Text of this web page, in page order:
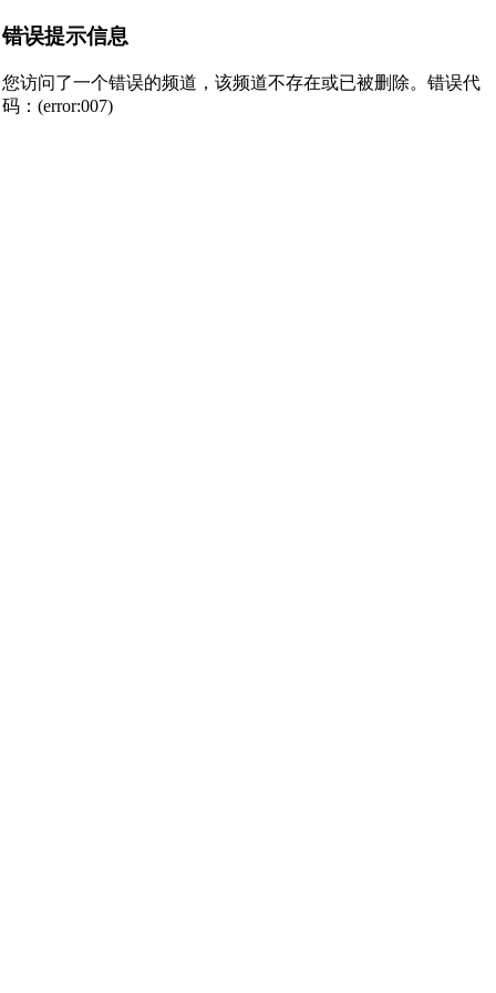
错误提示信息
您访问了一个错误的频道，该频道不存在或已被删除。错误代
码：(error:007)